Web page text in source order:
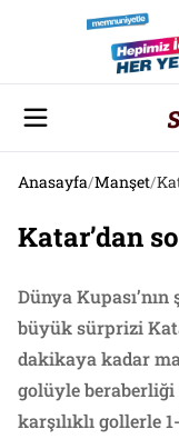
Anasayfa/Manşet/
Katar’dan
Dünya
büyük sürprizi
dakikaya kadar
golüyle beraberliği
karşılıklı gollerle